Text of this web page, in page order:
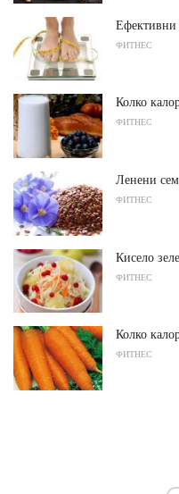
Ефективни
ФИТНЕС
Колко
ФИТНЕС
Ленени
ФИТНЕС
Кисело
ФИТНЕС
Колко
ФИТНЕС